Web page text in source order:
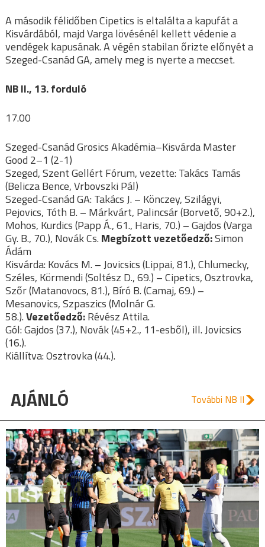
A második félidőben Cipetics is eltalálta a kapufát a
Kisvárdából, majd Varga lövésénél kellett védenie a
vendégek kapusának. A végén stabilan őrizte előnyét a
Szeged-Csanád GA, amely meg is nyerte a meccset.
NB II., 13. forduló
17.00
Szeged-Csanád Grosics Akadémia–Kisvárda Master
Good 2–1 (2-1)
Szeged, Szent Gellért Fórum, vezette: Takács Tamás
(Belicza Bence, Vrbovszki Pál)
Szeged-Csanád GA: Takács J. – Könczey, Szilágyi,
Pejovics, Tóth B. – Márkvárt, Palincsár (Borvető, 90+2.),
Mohos, Kurdics (Papp Á., 61., Haris, 70.) – Gajdos (Varga
Gy. B., 70.), Novák Cs. Megbízott vezetőedző:Simon
Ádám
Kisvárda: Kovács M. – Jovicsics (Lippai, 81.), Chlumecky,
Széles, Körmendi (Soltész D., 69.) – Cipetics, Osztrovka,
Szőr (Matanovocs, 81.), Bíró B. (Camaj, 69.) –
Mesanovics, Szpaszics (Molnár G.
58.).Vezetőedző:Révész Attila.
Gól: Gajdos (37.), Novák (45+2., 11-esből), ill. Jovicsics
(16.).
Kiállítva: Osztrovka (44.).
AJÁNLÓ További NB II